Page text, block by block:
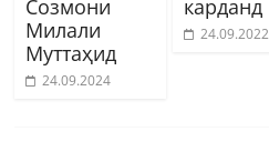
Созмони
Милали
Муттаҳид
24.09.2024
карданд
24.09.2022